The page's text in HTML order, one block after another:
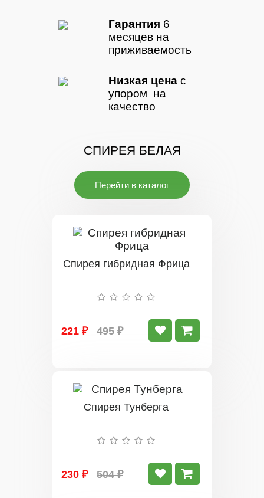
Гарантия 6
месяцев на
приживаемость
Низкая цена с
упором на
качество
СПИРЕЯ БЕЛАЯ
Перейти в каталог
Спирея гибридная Фрица
221 ₽ 495 ₽
Спирея Тунберга
230 ₽ 504 ₽